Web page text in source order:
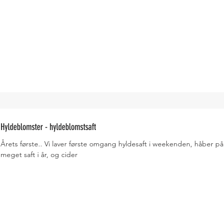
Hyldeblomster - hyldeblomstsaft
Årets første.. Vi laver første omgang hyldesaft i weekenden, håber på
meget saft i år, og cider